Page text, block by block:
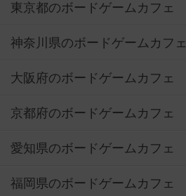
東京都のボードゲームカフェ
神奈川県のボードゲームカフェ
大阪府のボードゲームカフェ
京都府のボードゲームカフェ
愛知県のボードゲームカフェ
福岡県のボードゲームカフェ